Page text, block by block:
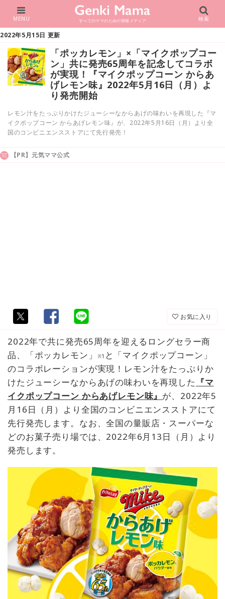
すべてのママのための情報メディア
MENU 検索
2022年5月15日 更新
「ポッカレモン」×「マイクポップコー
ン」共に発売65周年を記念してコラボ
が実現！『マイクポップコーン からあ
げレモン味』2022年5月16日（月）よ
り発売開始
レモン汁をたっぷりかけたジューシーなからあげの味わいを再現した『マ
イクポップコーン からあげレモン味』が、2022年5月16日（月）より全
国のコンビニエンスストアにて先行発売！
【PR】元気ママ公式
お気に入り
2022年で共に発売65周年を迎えるロングセラー商
品、「ポッカレモン」
※1 と「マイクポップコーン」
のコラボレーションが実現！レモン汁をたっぷりか
けたジューシーなからあげの味わいを再現した 『マ
イクポップコーン からあげレモン味』 が、2022年5
月16日（月）より全国のコンビニエンスストアにて
先行発売します。なお、全国の量販店・スーパーな
どのお菓子売り場では、2022年6月13日（月）より
発売します。